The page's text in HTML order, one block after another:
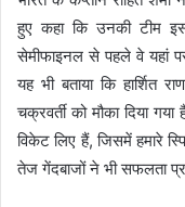
हुए कहा कि उनकी टीम
सेमीफाइनल से पहले वे यहां
यह भी बताया कि हार्शित
चक्रवर्ती को मौका दिया
विकेट लिए हैं, जिसमें हमारे
तेज गेंदबाजों ने भी सफलता